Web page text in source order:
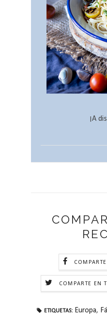
¡A
COMPARTE EN
ETIQUETAS: Europa,